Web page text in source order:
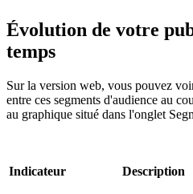
Évolution de votre
temps
Sur la version web, vous pouvez
entre ces segments d'audience au
au graphique situé dans l'onglet
Indicateur Description